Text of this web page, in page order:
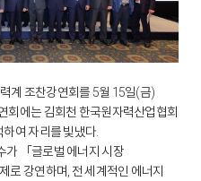
계 조찬강연회를 5월 15일(금)
회에는 김회천 한국원자력산업협회
여 자리를 빛냈다.
가 「글로벌 에너지 시장
로 강연하며, 전 세계적인 에너지